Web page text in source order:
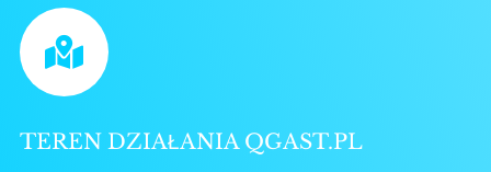
TEREN DZIAŁANIA QGAST.PL